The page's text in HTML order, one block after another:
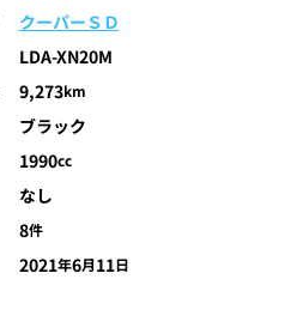
クーパーＳＤ
LDA-XN20M
9,273km
ブラック
1990cc
なし
8件
2021年6月11日